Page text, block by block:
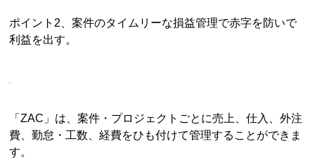
ポイント2、案件のタイムリーな損益管理で赤字を防いで
利益を出す。
「ZAC」は、案件・プロジェクトごとに売上、仕入、外注
費、勤怠・工数、経費をひも付けて管理することができま
す。